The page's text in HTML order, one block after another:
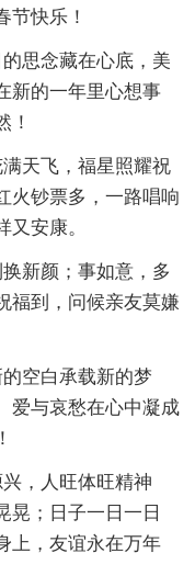
节快乐！
思念藏在心底，美
新的一年里心想事
！
天飞，福星照耀祝
火钞票多，一路唱响
安康。
新颜；事如意，多
福到，问候亲友莫嫌
空白承载新的梦
爱与哀愁在心中凝成
，人旺体旺精神
晃；日子一日一日
上，友谊永在万年